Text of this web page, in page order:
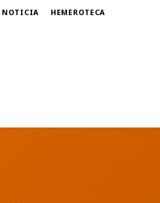
NOTICIA HEMEROTECA